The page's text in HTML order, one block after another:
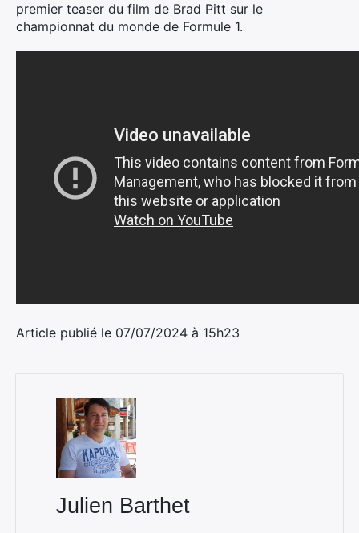
premier teaser du film de Brad Pitt sur le
championnat du monde de Formule 1.
Article publié le 07/07/2024 à 15h23
Julien Barthet